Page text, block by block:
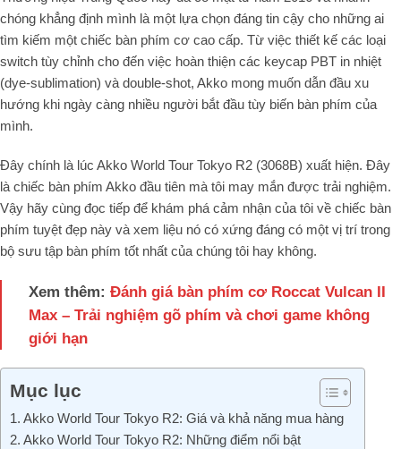
chóng khẳng định mình là một lựa chọn đáng tin cậy cho những ai
tìm kiếm một chiếc bàn phím cơ cao cấp. Từ việc thiết kế các loại
switch tùy chỉnh cho đến việc hoàn thiện các keycap PBT in nhiệt
(dye-sublimation) và double-shot, Akko mong muốn dẫn đầu xu
hướng khi ngày càng nhiều người bắt đầu tùy biến bàn phím của
mình.
Đây chính là lúc Akko World Tour Tokyo R2 (3068B) xuất hiện. Đây
là chiếc bàn phím Akko đầu tiên mà tôi may mắn được trải nghiệm.
Vậy hãy cùng đọc tiếp để khám phá cảm nhận của tôi về chiếc bàn
phím tuyệt đẹp này và xem liệu nó có xứng đáng có một vị trí trong
bộ sưu tập bàn phím tốt nhất của chúng tôi hay không.
Xem thêm: Đánh giá bàn phím cơ Roccat Vulcan II
Max – Trải nghiệm gõ phím và chơi game không
giới hạn
Mục lục
1. Akko World Tour Tokyo R2: Giá và khả năng mua hàng
2. Akko World Tour Tokyo R2: Những điểm nổi bật